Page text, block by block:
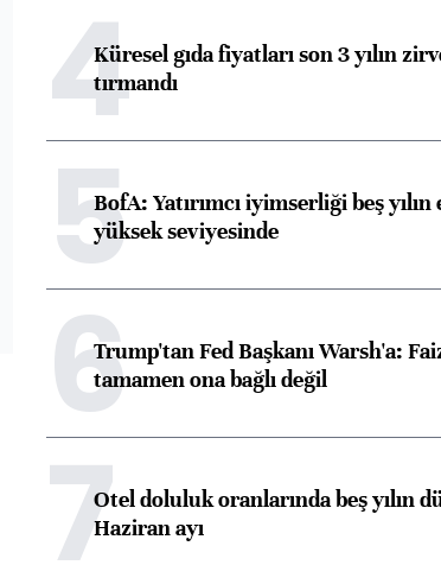
4Küresel gıda fiyatları son 3 yılın
tırmandı
5BofA: Yatırımcı iyimserliği beş yılın
yüksek seviyesinde
6Trump'tan Fed Başkanı Warsh'a:
tamamen ona bağlı değil
7Otel doluluk oranlarında beş yılın
Haziran ayı